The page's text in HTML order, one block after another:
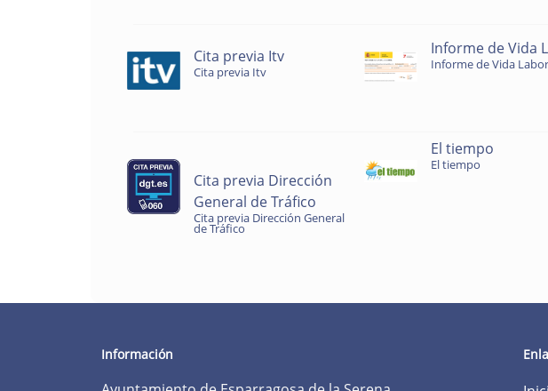
Cita previa Itv
Cita previa Itv
Informe de Vida
Informe de Vida
Cita previa Dirección
General de Tráfico
Cita previa Dirección General
de Tráfico
El tiempo
El tiempo
Información